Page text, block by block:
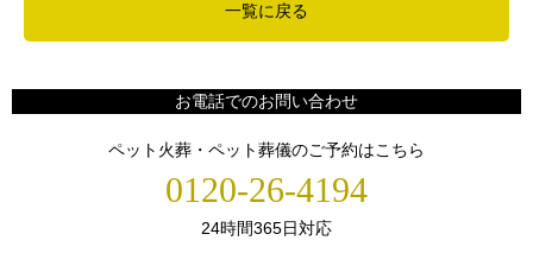
一覧に戻る
お電話でのお問い合わせ
ペット火葬・ペット葬儀のご予約はこちら
0120-26-4194
24時間365日対応